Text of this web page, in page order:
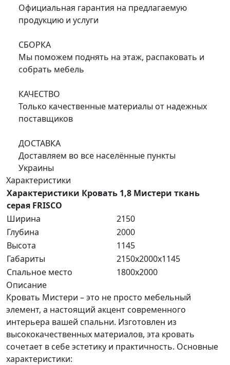
Официальная гарантия на предлагаемую
продукцию и услуги
СБОРКА
Мы поможем поднять на этаж, распаковать и
собрать мебель
КАЧЕСТВО
Только качественные материалы от надежных
поставщиков
ДОСТАВКА
Доставляем во все населённые пункты
Украины
Характеристики
Характеристики Кровать 1,8 Мистери ткань
серая FRISCO
Ширина
2150
Глубина
2000
Высота
1145
Габариты
2150x2000x1145
Спальное место
1800x2000
Описание
Кровать Мистери – это не просто мебельный
элемент, а настоящий акцент современного
интерьера вашей спальни. Изготовлен из
высококачественных материалов, эта кровать
сочетает в себе эстетику и практичность. Основные
характеристики: